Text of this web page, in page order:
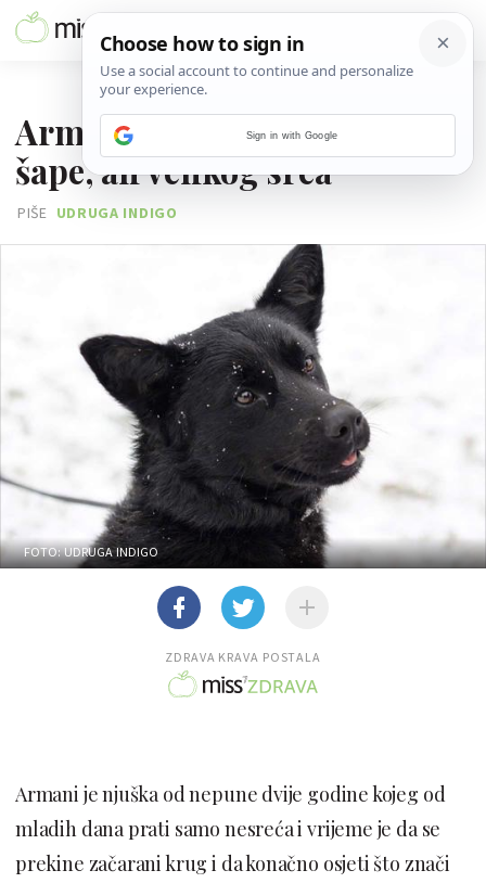
Armani - njuška bez jedne
šape, ali velikog srca
PIŠE UDRUGA INDIGO
FOTO: UDRUGA INDIGO
ZDRAVA KRAVA POSTALA
Armani je njuška od nepune dvije godine kojeg od
mladih dana prati samo nesreća i vrijeme je da se
prekine začarani krug i da konačno osjeti što znači
Sign in with Google